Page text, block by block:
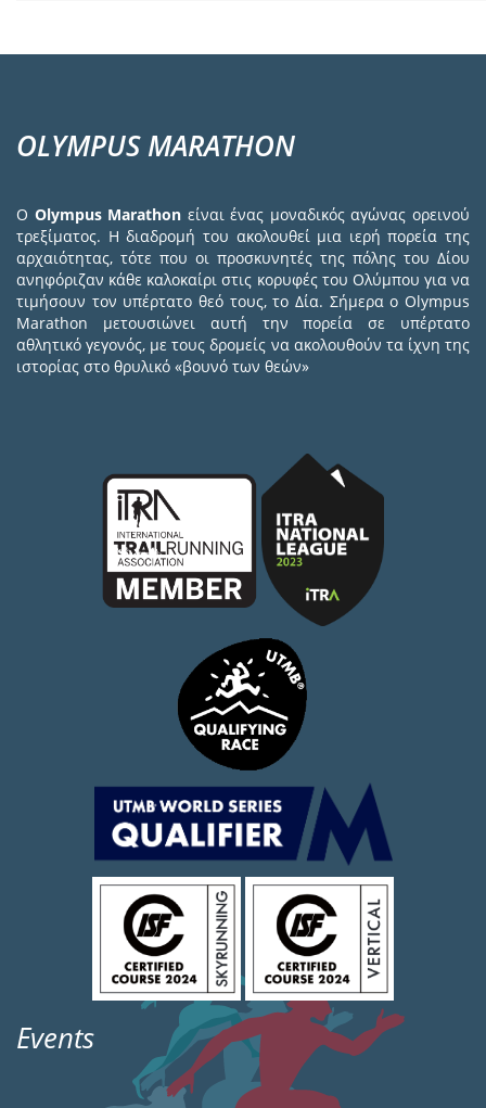
OLYMPUS MARATHON
Ο Olympus Marathon είναι ένας μοναδικός αγώνας ορεινού
τρεξίματος. Η διαδρομή του ακολουθεί μια ιερή πορεία της
αρχαιότητας, τότε που οι προσκυνητές της πόλης του Δίου
ανηφόριζαν κάθε καλοκαίρι στις κορυφές του Ολύμπου για να
τιμήσουν τον υπέρτατο θεό τους, το Δία. Σήμερα ο Olympus
Marathon μετουσιώνει αυτή την πορεία σε υπέρτατο
αθλητικό γεγονός, με τους δρομείς να ακολουθούν τα ίχνη της
ιστορίας στο θρυλικό «βουνό των θεών»
Events